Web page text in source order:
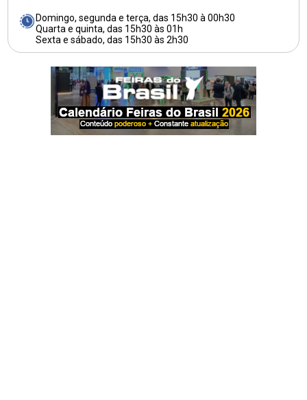
Domingo, segunda e terça, das 15h30 à 00h30
Quarta e quinta, das 15h30 às 01h
Sexta e sábado, das 15h30 às 2h30